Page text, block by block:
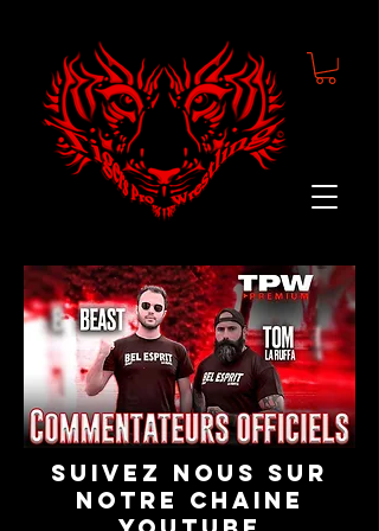
suivez nous sur
notre chaine